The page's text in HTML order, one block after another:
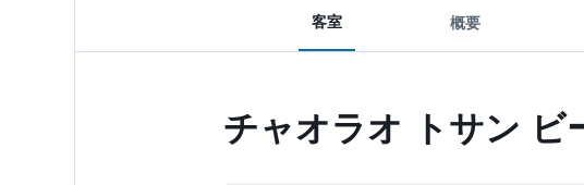
客室 概要
チャオラオ トサン ビ